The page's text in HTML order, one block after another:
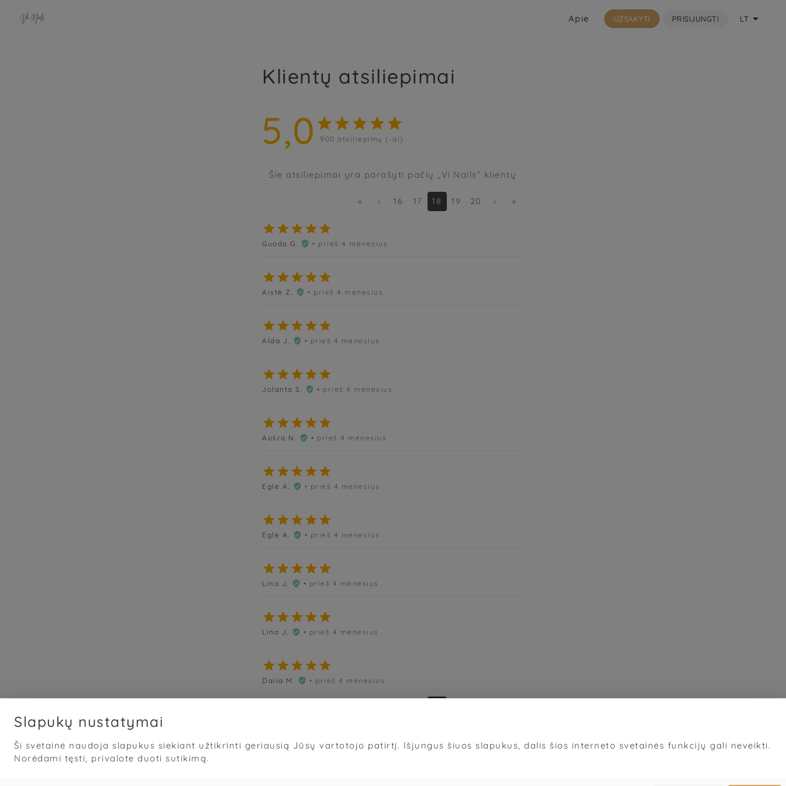
Apie UŽSAKYTI PRISIJUNGTI LT 
Klientų atsiliepimai
5,0     
900 atsiliepimų (-ai)
Šie atsiliepimai yra parašyti pačių „Vi.Nails“ klientų
« ‹ 16 17 18 19 20 › »

Guoda G.  • prieš 4 mėnesius

Aistė Z.  • prieš 4 mėnesius

Alda J.  • prieš 4 mėnesius

Jolanta S.  • prieš 4 mėnesius

Aušra N.  • prieš 4 mėnesius

Eglė A.  • prieš 4 mėnesius

Eglė A.  • prieš 4 mėnesius

Lina J.  • prieš 4 mėnesius

Lina J.  • prieš 4 mėnesius

Dalia M.  • prieš 4 mėnesius
Slapukų nustatymai
Ši svetainė naudoja slapukus siekiant užtikrinti geriausią Jūsų vartotojo patirtį. Išjungus šiuos slapukus, dalis šios interneto svetainės funkcijų gali neveikti.
Norėdami tęsti, privalote duoti sutikimą.